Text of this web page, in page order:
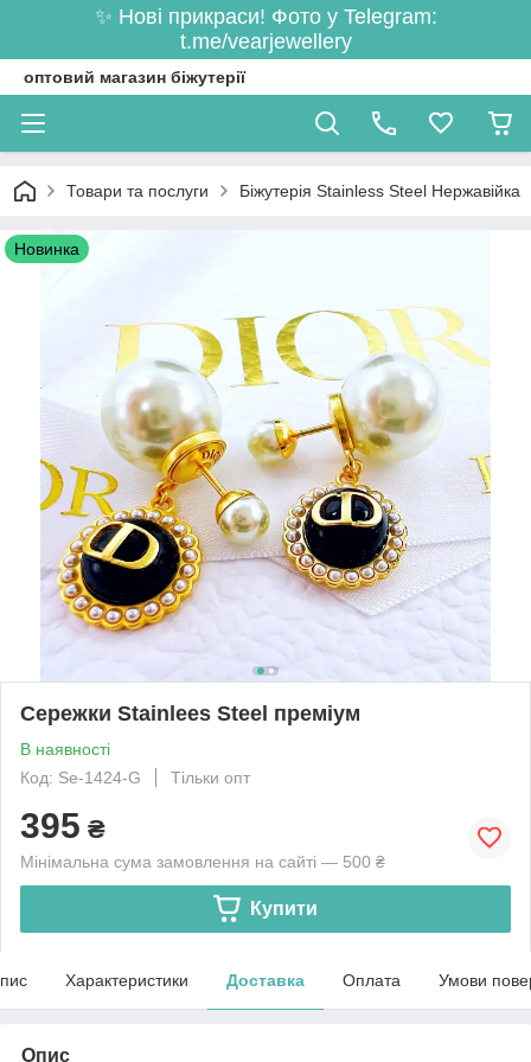
✨ Нові прикраси! Фото у Telegram:
t.me/vearjewellery
оптовий магазин біжутерії
Товари та послуги Біжутерія Stainless Steel Нержавійка
Новинка
Сережки Stainlees Steel преміум
В наявності
Код: Se-1424-G
Тільки опт
395 ₴
Мінімальна сума замовлення на сайті — 500 ₴
Купити
Характеристики Доставка Оплата Умови
Опис